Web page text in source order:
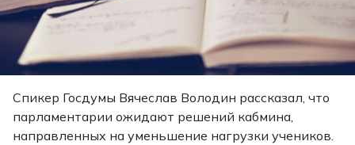
Спикер Госдумы Вячеслав Володин рассказал, что
парламентарии ожидают решений кабмина,
направленных на уменьшение нагрузки учеников.